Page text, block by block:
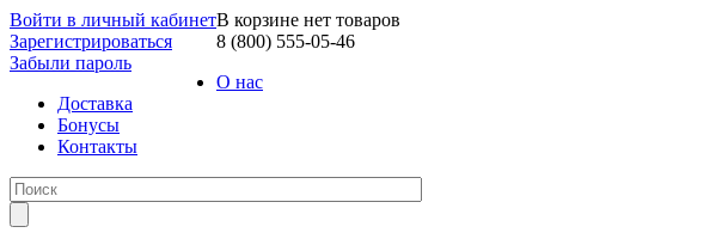
Войти в личный кабинет
Зарегистрироваться
Забыли пароль
В корзине нет товаров
8 (800) 555-05-46
О нас
Доставка
Бонусы
Контакты